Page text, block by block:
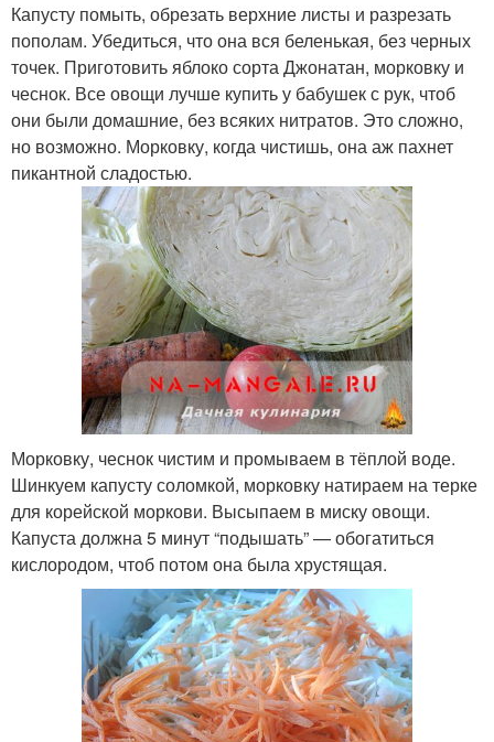
Капусту помыть, обрезать верхние листы и разрезать
пополам. Убедиться, что она вся беленькая, без черных
точек. Приготовить яблоко сорта Джонатан, морковку и
чеснок. Все овощи лучше купить у бабушек с рук, чтоб
они были домашние, без всяких нитратов. Это сложно,
но возможно. Морковку, когда чистишь, она аж пахнет
пикантной сладостью.
Морковку, чеснок чистим и промываем в тёплой воде.
Шинкуем капусту соломкой, морковку натираем на терке
для корейской моркови. Высыпаем в миску овощи.
Капуста должна 5 минут “подышать” — обогатиться
кислородом, чтоб потом она была хрустящая.